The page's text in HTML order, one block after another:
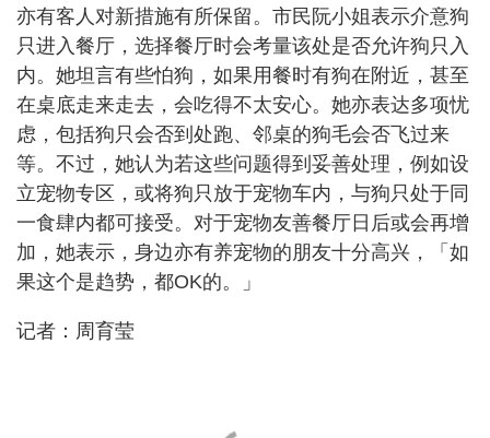
亦有客人对新措施有所保留。市民阮小姐表示介意狗
只进入餐厅，选择餐厅时会考量该处是否允许狗只入
内。她坦言有些怕狗，如果用餐时有狗在附近，甚至
在桌底走来走去，会吃得不太安心。她亦表达多项忧
虑，包括狗只会否到处跑、邻桌的狗毛会否飞过来
等。不过，她认为若这些问题得到妥善处理，例如设
立宠物专区，或将狗只放于宠物车内，与狗只处于同
一食肆内都可接受。对于宠物友善餐厅日后或会再增
加，她表示，身边亦有养宠物的朋友十分高兴，「如
果这个是趋势，都OK的。」
记者：周育莹